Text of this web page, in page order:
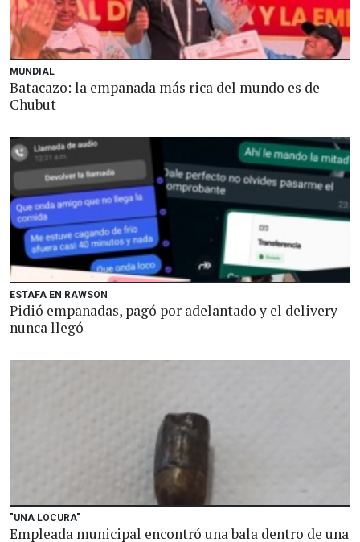
MUNDIAL
Batacazo: la empanada más rica del mundo es de
Chubut
ESTAFA EN RAWSON
Pidió empanadas, pagó por adelantado y el delivery
nunca llegó
"UNA LOCURA"
Empleada municipal encontró una bala dentro de una